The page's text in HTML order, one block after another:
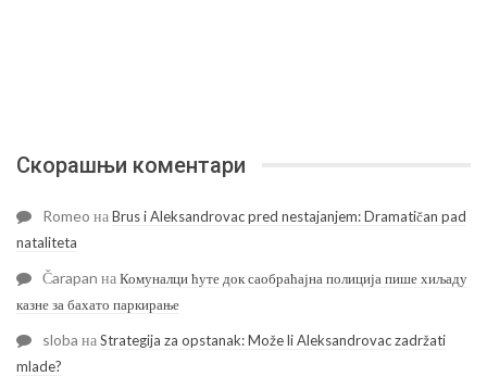
Скорашњи коментари
Romeo наBrus i Aleksandrovac pred nestajanjem: Dramatičan pad
nataliteta
Čarapan наКомуналци ћуте док саобраћајна полиција пише хиљаду
казне за бахато паркирање
sloba наStrategija za opstanak: Može li Aleksandrovac zadržati
mlade?